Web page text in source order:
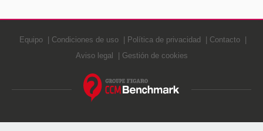
Equipo Condiciones de uso Política de privacidad
Contacto
Aviso legal
Gestión de cookies